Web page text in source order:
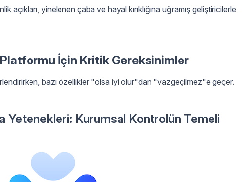
açıkları, yinelenen çaba ve hayal kırıklığına uğramış geliştiricilerle
İçin Kritik Gereksinimler
bazı özellikler "olsa iyi olur"dan "vazgeçilmez"e geçer.
Yetenekleri: Kurumsal Kontrolün Temeli